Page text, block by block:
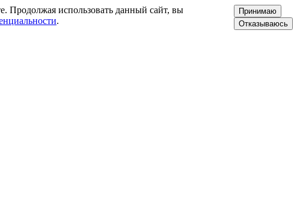
Продолжая использовать данный сайт, вы
.
Принимаю
Отказываюсь